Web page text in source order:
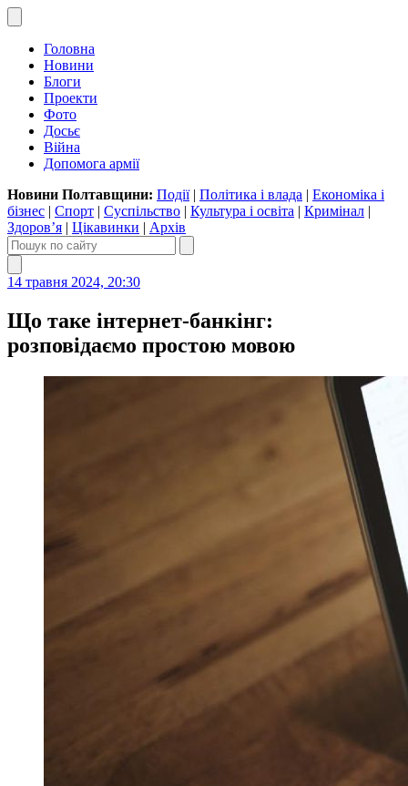
Головна
Новини
Блоги
Проекти
Фото
Досьє
Війна
Допомога армії
Новини Полтавщини: Події| Політика і влада | Економіка і
бізнес | Спорт | Суспільство | Культура і освіта | Кримінал |
Здоров’я | Цікавинки | Архів
14 травня 2024, 20:30
Що таке інтернет-банкінг:
розповідаємо простою мовою